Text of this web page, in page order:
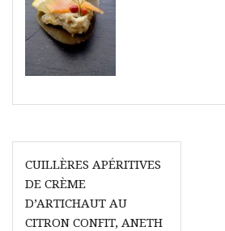
Navigation
de
l’article
CUILLÈRES APÉRITIVES
DE CRÈME
D’ARTICHAUT AU
CITRON CONFIT, ANETH